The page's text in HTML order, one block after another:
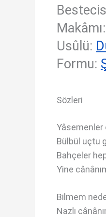
Makâmı:
Usûlü:
Formu:
Sözleri
Yâsemenler
Bülbül uçtu
Bahçeler
Yine
Bilmem
Nazlı